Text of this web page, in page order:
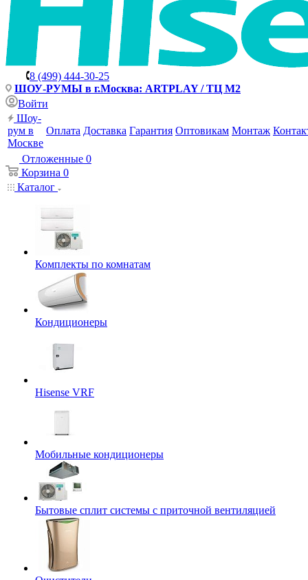
8 (499) 444-30-25
ШОУ-РУМЫ в г.Москва: ARTPLAY / ТЦ М2
Войти
Шоу-
рум в
Москве
Оплата Доставка Гарантия Оптовикам Монтаж
Отложенные 0
Корзина 0
Каталог
Комплекты по комнатам
Кондиционеры
Hisense VRF
Мобильные кондиционеры
Бытовые сплит системы с приточной вентиляцией